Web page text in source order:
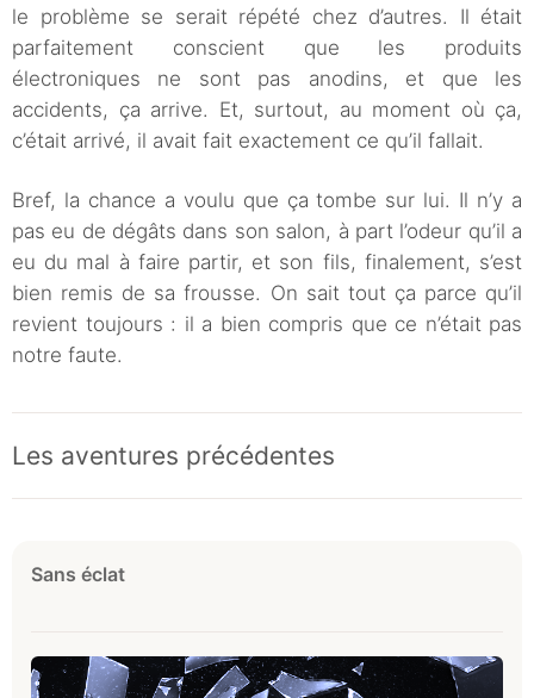
le problème se serait répété chez d’autres. Il était
parfaitement conscient que les produits
électroniques ne sont pas anodins, et que les
accidents, ça arrive. Et, surtout, au moment où ça,
c’était arrivé, il avait fait exactement ce qu’il fallait.
Bref, la chance a voulu que ça tombe sur lui. Il n’y a
pas eu de dégâts dans son salon, à part l’odeur qu’il a
eu du mal à faire partir, et son fils, finalement, s’est
bien remis de sa frousse. On sait tout ça parce qu’il
revient toujours : il a bien compris que ce n’était pas
notre faute.
Les aventures précédentes
Sans éclat